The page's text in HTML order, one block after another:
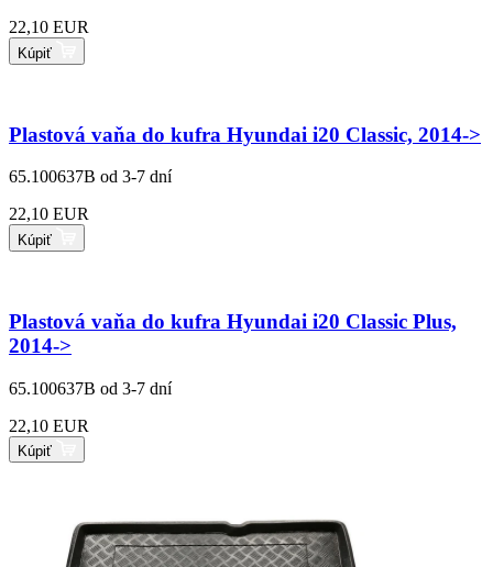
22,10 EUR
Kúpiť
Plastová vaňa do kufra Hyundai i20 Classic, 2014->
65.100637B od 3-7 dní
22,10 EUR
Kúpiť
Plastová vaňa do kufra Hyundai i20 Classic Plus,
2014->
65.100637B od 3-7 dní
22,10 EUR
Kúpiť